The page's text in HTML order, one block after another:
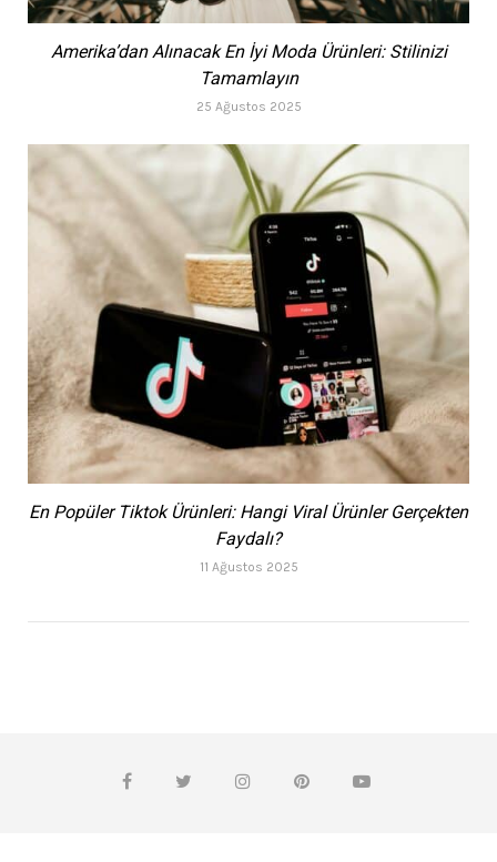
Amerika’dan Alınacak En İyi Moda Ürünleri: Stilinizi
Tamamlayın
25 Ağustos 2025
En Popüler Tiktok Ürünleri: Hangi Viral Ürünler Gerçekten
Faydalı?
11 Ağustos 2025